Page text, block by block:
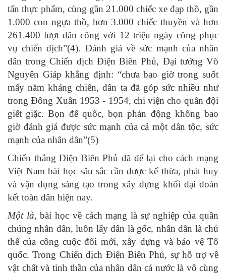
tấn thực phẩm, cùng gần 21.000 chiếc xe đạp thồ, gần
1.000 con ngựa thồ, hơn 3.000 chiếc thuyền và hơn
261.400 lượt dân công với 12 triệu ngày công phục
vụ chiến dịch”(4). Đánh giá về sức mạnh của nhân
dân trong Chiến dịch Điện Biên Phủ, Đại tướng Võ
Nguyên Giáp khẳng định: “chưa bao giờ trong suốt
mấy năm kháng chiến, dân ta đã góp sức nhiều như
trong Đông Xuân 1953 - 1954, chi viện cho quân đội
giết giặc. Bọn đế quốc, bọn phản động không bao
giờ đánh giá được sức mạnh của cả một dân tộc, sức
mạnh của nhân dân”(5)
Chiến thắng Điện Biên Phủ đã để lại cho cách mạng
Việt Nam bài học sâu sắc cần được kế thừa, phát huy
và vận dụng sáng tạo trong xây dựng khối đại đoàn
kết toàn dân hiện nay.
Một là, bài học về cách mạng là sự nghiệp của quần
chúng nhân dân, luôn lấy dân là gốc, nhân dân là chủ
thể của công cuộc đổi mới, xây dựng và bảo vệ Tổ
quốc. Trong Chiến dịch Điện Biên Phủ, sự hỗ trợ về
vật chất và tinh thần của nhân dân cả nước là vô cùng